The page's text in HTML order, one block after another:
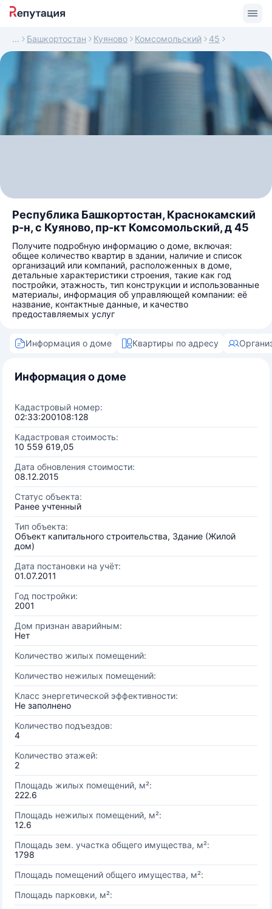
Башкортостан Куяново Комсомольский 45
Республика Башкортостан, Краснокамский
р-н, с Куяново, пр-кт Комсомольский, д 45
Получите подробную информацию о доме, включая:
общее количество квартир в здании, наличие и список
организаций или компаний, расположенных в доме,
детальные характеристики строения, такие как год
постройки, этажность, тип конструкции и использованные
материалы, информация об управляющей компании: её
название, контактные данные, и качество
предоставляемых услуг
Информация о доме Квартиры по адресу
Информация о доме
Кадастровый номер:
02:33:200108:128
Кадастровая стоимость:
10 559 619,05
Дата обновления стоимости:
08.12.2015
Статус объекта:
Ранее учтенный
Тип объекта:
Объект капитального строительства, Здание (Жилой
дом)
Дата постановки на учёт:
01.07.2011
Год постройки:
2001
Дом признан аварийным:
Нет
Количество жилых помещений:
Количество нежилых помещений:
Класс энергетической эффективности:
Не заполнено
Количество подъездов:
4
Количество этажей:
2
Площадь жилых помещений, м²:
222.6
Площадь нежилых помещений, м²:
12.6
Площадь зем. участка общего имущества, м²:
1798
Площадь помещений общего имущества, м²:
Площадь парковки, м²: